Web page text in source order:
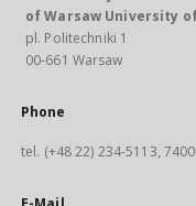
of Warsaw University
pl. Politechniki 1
00-661 Warsaw
Phone
tel. (+48 22) 234-5113, 7400